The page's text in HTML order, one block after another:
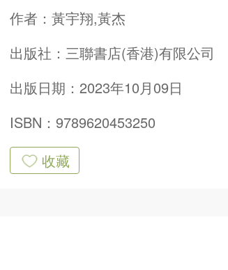
作者： 黃宇翔,黃杰
出版社： 三聯書店(香港)有限公司
出版日期：2023年10月09日
ISBN：9789620453250
收藏